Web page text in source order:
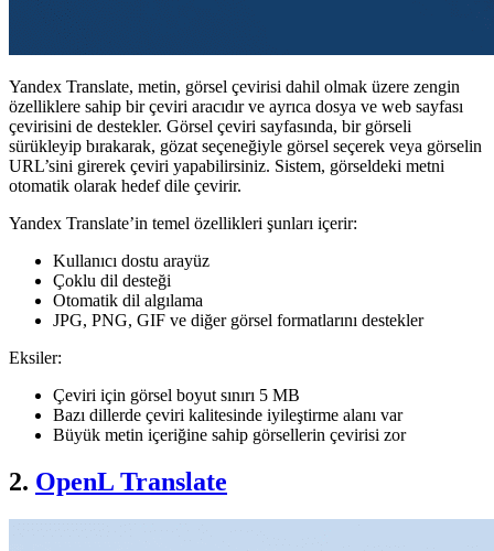
Yandex Translate, metin, görsel çevirisi dahil olmak üzere zengin
özelliklere sahip bir çeviri aracıdır ve ayrıca dosya ve web sayfası
çevirisini de destekler. Görsel çeviri sayfasında, bir görseli
sürükleyip bırakarak, gözat seçeneğiyle görsel seçerek veya görselin
URL’sini girerek çeviri yapabilirsiniz. Sistem, görseldeki metni
otomatik olarak hedef dile çevirir.
Yandex Translate’in temel özellikleri şunları içerir:
Kullanıcı dostu arayüz
Çoklu dil desteği
Otomatik dil algılama
JPG, PNG, GIF ve diğer görsel formatlarını destekler
Eksiler:
Çeviri için görsel boyut sınırı 5 MB
Bazı dillerde çeviri kalitesinde iyileştirme alanı var
Büyük metin içeriğine sahip görsellerin çevirisi zor
2. OpenL Translate